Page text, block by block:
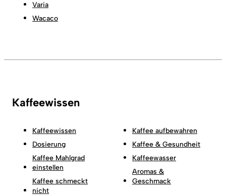
Varia
Wacaco
Kaffeewissen
Kaffeewissen
Dosierung
Kaffee Mahlgrad
einstellen
Kaffee schmeckt
nicht
Kaffee aufbewahren
Kaffee & Gesundheit
Kaffeewasser
Aromas &
Geschmack